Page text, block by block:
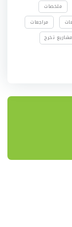
ملخصات
مراجعات
مشاريع تخرج